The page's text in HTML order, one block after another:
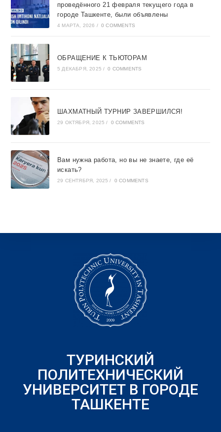
проведённого 21 февраля текущего года в
городе Ташкентe, были объявлены
4 МАРТА, 2026 / 0 COMMENTS
ОБРАЩЕНИЕ К ТЬЮТОРАМ
5 ДЕКАБРЯ, 2025 / 0 COMMENTS
ШАХМАТНЫЙ ТУРНИР ЗАВЕРШИЛСЯ!
29 ОКТЯБРЯ, 2025 / 0 COMMENTS
Вам нужна работа, но вы не знаете, где её
искать?
29 СЕНТЯБРЯ, 2025 / 0 COMMENTS
ТУРИНСКИЙ
ПОЛИТЕХНИЧЕСКИЙ
УНИВЕРСИТЕТ В ГОРОДЕ
ТАШКЕНТЕ